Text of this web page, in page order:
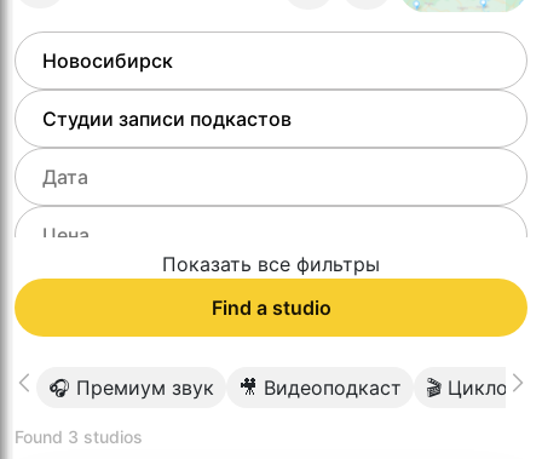
Показать все фильтры
Find a studio
🎧 Премиум звук 🎥 Видеоподкаст 🎬
Found 3 studios